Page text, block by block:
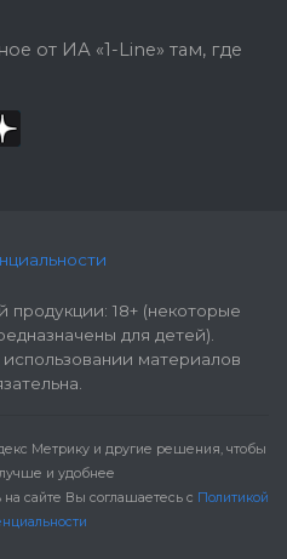
от ИА «1-Line» там, где
18+ (некоторые
для детей).
материалов
Метрику и другие решения, чтобы
и удобнее
на сайте Вы соглашаетесь с Политикой